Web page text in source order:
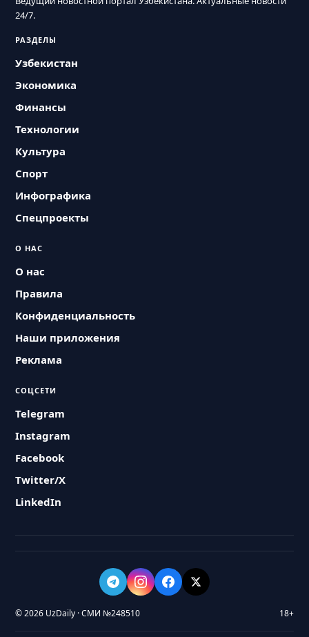
24/7.
РАЗДЕЛЫ
Узбекистан
Экономика
Финансы
Технологии
Культура
Спорт
Инфографика
Спецпроекты
О НАС
О нас
Правила
Конфиденциальность
Наши приложения
Реклама
СОЦСЕТИ
Telegram
Instagram
Facebook
Twitter/X
LinkedIn
© 2026 UzDaily · СМИ №248510 18+